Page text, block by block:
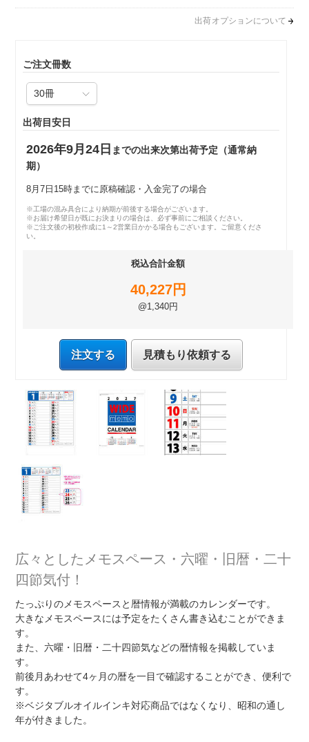
出荷オプションについて
ご注文冊数
出荷目安日
2026年9月24日 までの出来次第出荷予定（通常納
期）
8月7日15時までに原稿確認・入金完了の場合
※工場の混み具合により納期が前後する場合がございます。
※お届け希望日が既にお決まりの場合は、必ず事前にご相談ください。
※ご注文後の初校作成に1～2営業日かかる場合もございます。ご留意くださ
い。
税込合計金額
40,227円
@1,340円
注文する 見積もり依頼する
広々としたメモスペース・六曜・旧暦・二十
四節気付！
たっぷりのメモスペースと暦情報が満載のカレンダーです。
大きなメモスペースには予定をたくさん書き込むことができま
す。
また、六曜・旧暦・二十四節気などの暦情報を掲載していま
す。
前後月あわせて4ヶ月の暦を一目で確認することができ、便利で
す。
※ベジタブルオイルインキ対応商品ではなくなり、昭和の通し
年が付きました。